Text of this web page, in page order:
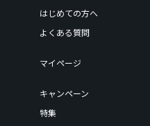
はじめての方へ
よくある質問
マイページ
キャンペーン
特集